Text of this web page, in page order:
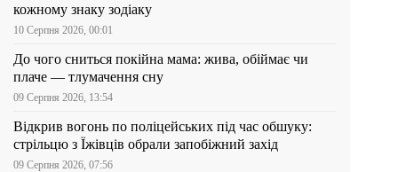
кожному знаку зодіаку
10 Серпня 2026, 00:01
До чого сниться покійна мама: жива, обіймає чи
плаче — тлумачення сну
09 Серпня 2026, 13:54
Відкрив вогонь по поліцейських під час обшуку:
стрільцю з Їжівців обрали запобіжний захід
09 Серпня 2026, 07:56